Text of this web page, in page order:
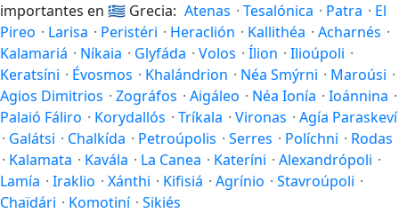
importantes en 🇬🇷 Grecia: Atenas · Tesalónica · Patra · El
Pireo · Larisa · Peristéri · Heraclión · Kallithéa · Acharnés ·
Kalamariá · Níkaia · Glyfáda · Volos · Ílion · Ilioúpoli ·
Keratsíni · Évosmos · Khalándrion · Néa Smýrni · Maroúsi ·
Agios Dimitrios · Zográfos · Aigáleo · Néa Ionía · Ioánnina ·
Palaió Fáliro · Korydallós · Tríkala · Vironas · Agía Paraskeví
· Galátsi · Chalkída · Petroúpolis · Serres · Políchni · Rodas
· Kalamata · Kavála · La Canea · Kateríni · Alexandrópoli ·
Lamía · Iraklio · Xánthi · Kifisiá · Agrínio · Stavroúpoli ·
Chaïdári · Komotiní · Sikiés